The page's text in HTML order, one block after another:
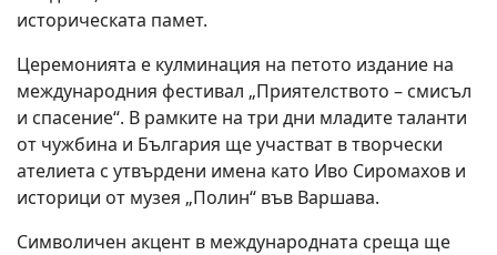
историческата памет.
Церемонията е кулминация на петото издание на
международния фестивал „Приятелството – смисъл
и спасение“. В рамките на три дни младите таланти
от чужбина и България ще участват в творчески
ателиета с утвърдени имена като Иво Сиромахов и
историци от музея „Полин“ във Варшава.
Символичен акцент в международната среща ще